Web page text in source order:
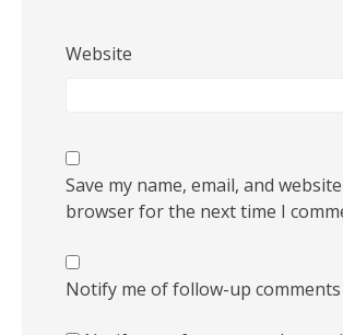
Website
Save my name, email, and
browser for the next time I
Notify me of follow-up comments